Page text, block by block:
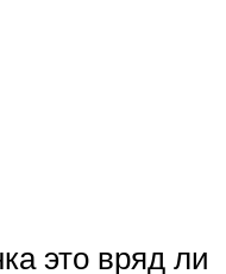
это вряд ли